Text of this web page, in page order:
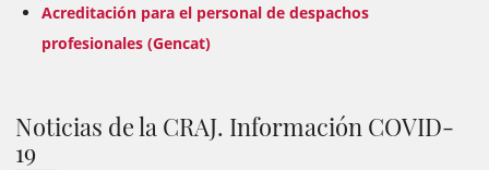
Acreditación para el personal de despachos
profesionales (Gencat)
Noticias de la CRAJ. Información COVID-
19